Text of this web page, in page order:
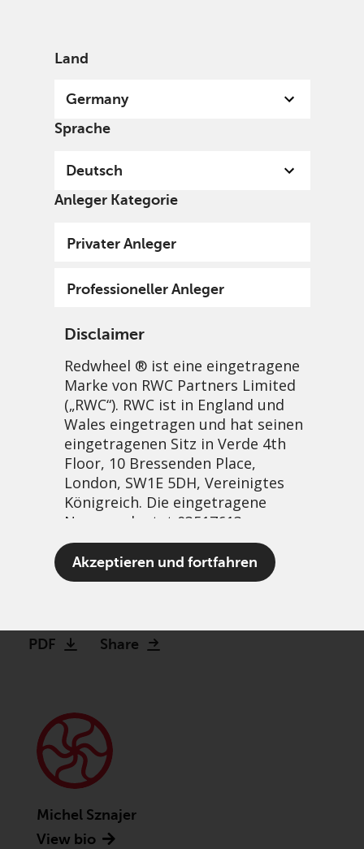
Land
Germany
Sprache
Deutsch
Anleger Kategorie
Privater Anleger
Professioneller Anleger
Disclaimer
Redwheel ® ist eine eingetragene
Marke von RWC Partners Limited
(„RWC“). RWC ist in England und
Wales eingetragen und hat seinen
eingetragenen Sitz in Verde 4th
Floor, 10 Bressenden Place,
London, SW1E 5DH, Vereinigtes
Königreich. Die eingetragene
Nummer lautet 03517613.
Marke Redwheel umfassen,
Authority und, im Fall von RWC
Asset Management LLP, von den
US Securities and Exchange
Commission zugelassen und
reguliert werden Exchange
Commission („SEC“); RWC Asset
Advisors (US) LLC, das bei der SEC
Akzeptieren und fortfahren
Revised offer for ReNew
Energy Global plc
PDF Share
Michel Sznajer
View bio